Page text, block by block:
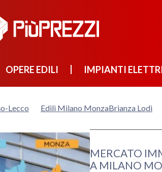
OPERE EDILI IMPIANTI
Lecco Edili Milano MonzaBrianza Lodi
MERCATO
A MILANO